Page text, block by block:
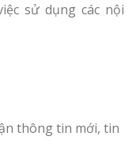
sử dụng các nội
thông tin mới, tin